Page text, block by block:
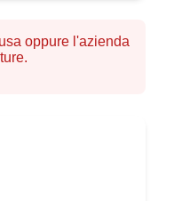
oppure l'azienda